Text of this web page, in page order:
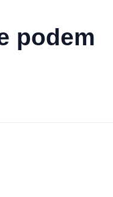
podem